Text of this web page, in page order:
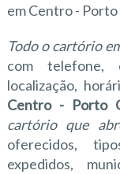
em Centro - Porto
Todo o cartório
com telefone,
localização,
Centro - Porto
cartório que
oferecidos,
expedidos,